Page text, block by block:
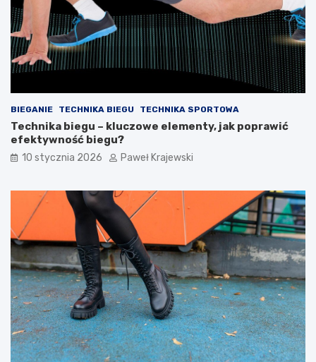
m
e
d
a
l
e
BIEGANIE TECHNIKA BIEGU TECHNIKA SPORTOWA
Technika biegu – kluczowe elementy, jak poprawić
efektywność biegu?
10 stycznia 2026 Paweł Krajewski